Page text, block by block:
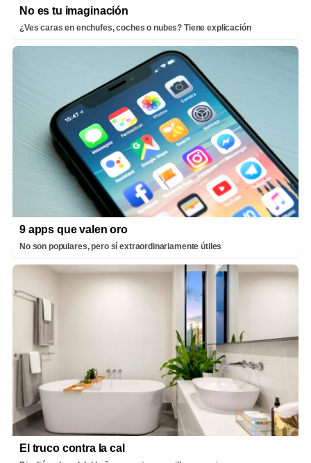
No es tu imaginación
¿Ves caras en enchufes, coches o nubes? Tiene explicación
9 apps que valen oro
No son populares, pero sí extraordinariamente útiles
El truco contra la cal